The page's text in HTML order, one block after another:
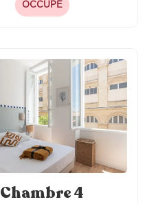
OCCUPÉ
Chambre 4